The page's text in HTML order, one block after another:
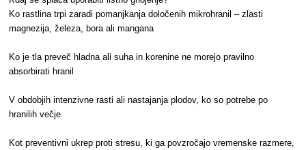
Ko rastlina trpi zaradi pomanjkanja določenih mikrohranil – zlasti
magnezija, železa, bora ali mangana
Ko je tla preveč hladna ali suha in korenine ne morejo pravilno
absorbirati hranil
V obdobjih intenzivne rasti ali nastajanja plodov, ko so potrebe po
hranilih večje
Kot preventivni ukrep proti stresu, ki ga povzročajo vremenske razmere,